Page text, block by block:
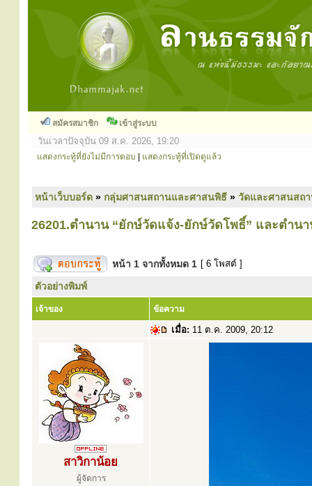
สมัครสมาชิก เข้าสู่ระบบ
วันเวลาปัจจุบัน 09 ส.ค. 2026, 19:20
แสดงกระทู้ที่ยังไม่มีการตอบ แสดงกระทู้ที่เปิดดูแล้ว
หน้าเว็บบอร์ด » กลุ่มศาสนสถานและศาสนพิธี » วัดและศาสนสถ
26201.ตำนาน “ยักษ์วัดแจ้ง-ยักษ์วัดโพธิ์” และตำนา
หน้า 1 จากทั้งหมด 1 [ 6 โพสต์ ]
ตัวอย่างพิมพ์
เจ้าของ ข้อความ
เมื่อ: 11 ต.ค. 2009, 20:12
สาวิกาน้อย
ผู้จัดการ